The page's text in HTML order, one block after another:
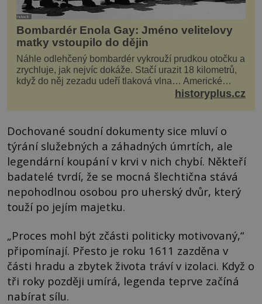
Bombardér Enola Gay: Jméno velitelovy
matky vstoupilo do dějin
Náhle odlehčený bombardér vykrouží prudkou otočku a
zrychluje, jak nejvíc dokáže. Stačí urazit 18 kilometrů,
když do něj zezadu udeří tlaková vlna… Americké
rozhodnutí svrhnout ničivou jadernou bombu ...historyplus.cz
Dochované soudní dokumenty sice mluví o
týrání služebných a záhadných úmrtích, ale
legendární koupání v krvi v nich chybí. Někteří
badatelé tvrdí, že se mocná šlechtična stává
nepohodlnou osobou pro uherský dvůr, který
touží po jejím majetku.
„Proces mohl být zčásti politicky motivovaný,“
připomínají. Přesto je roku 1611 zazděna v
části hradu a zbytek života tráví v izolaci. Když o
tři roky později umírá, legenda teprve začíná
nabírat sílu.